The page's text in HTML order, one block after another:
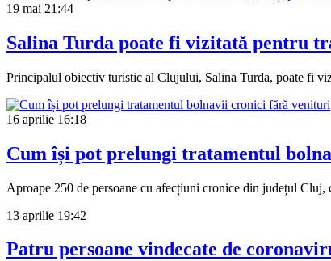
19 mai 21:44
Salina Turda poate fi vizitată pentru
Principalul obiectiv turistic al Clujului, Salina Turda, poate fi
16 aprilie 16:18
Cum își pot prelungi tratamentul
Aproape 250 de persoane cu afecțiuni cronice din județul Cluj,
13 aprilie 19:42
Patru persoane vindecate de